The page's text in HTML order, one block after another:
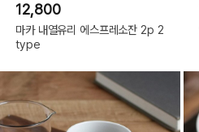
12,800
마카 내열유리 에스프레소잔 2p 2
type